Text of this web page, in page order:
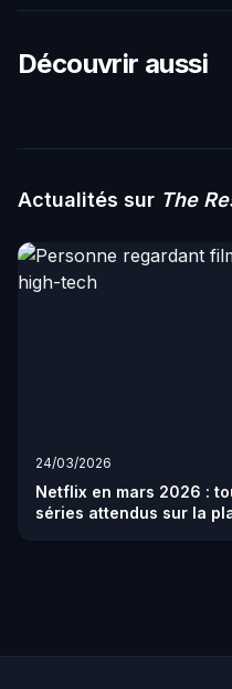
Découvrir aussi
Actualités sur The
24/03/2026
Netflix en mars 2026 :
séries attendus sur la